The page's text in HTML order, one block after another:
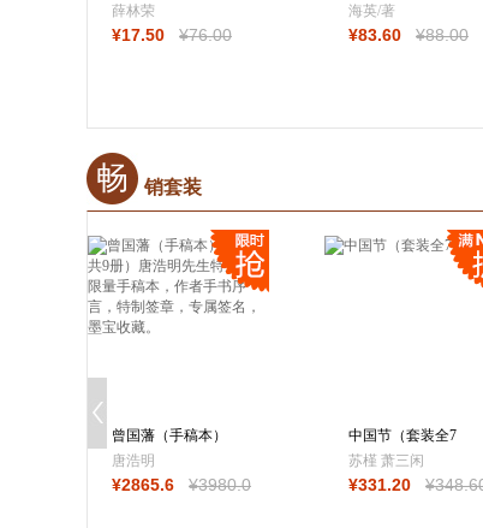
薛林荣
¥17.50 ¥76.00
海英/著
¥83.60 ¥88.00
畅 销套装
曾国藩（手稿本）
（套装共9册）唐
唐浩明
¥2865.6 ¥3980.0
中国节（套装全7
册）
苏槿 萧三闲
¥331.20 ¥348